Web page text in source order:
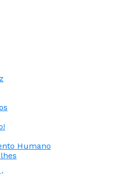
Humano